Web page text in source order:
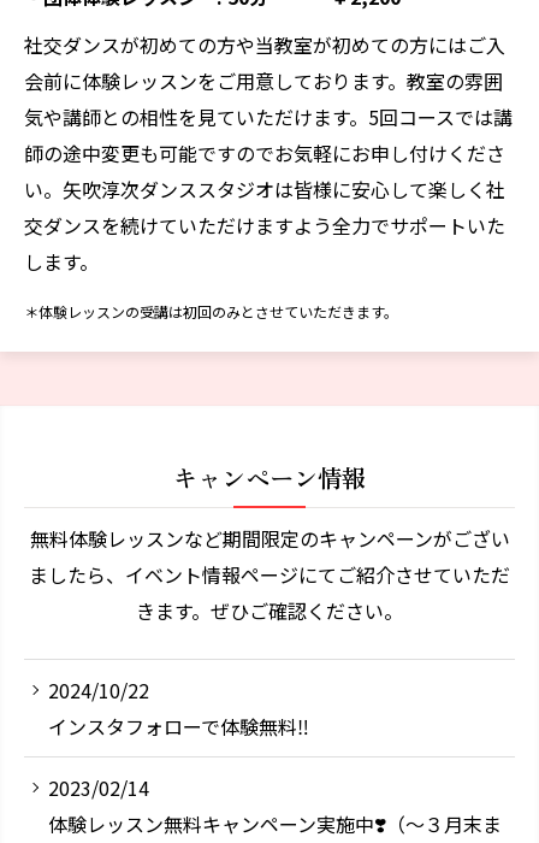
社交ダンスが初めての方や当教室が初めての方にはご入
会前に体験レッスンをご用意しております。教室の雰囲
気や講師との相性を見ていただけます。5回コースでは講
師の途中変更も可能ですのでお気軽にお申し付けくださ
い。矢吹淳次ダンススタジオは皆様に安心して楽しく社
交ダンスを続けていただけますよう全力でサポートいた
します。
＊体験レッスンの受講は初回のみとさせていただきます。
キャンペーン情報
無料体験レッスンなど期間限定のキャンペーンがござい
ましたら、イベント情報ページにてご紹介させていただ
きます。ぜひご確認ください。
2024/10/22
インスタフォローで体験無料‼️
2023/02/14
体験レッスン無料キャンペーン実施中❣️（〜３月末ま